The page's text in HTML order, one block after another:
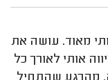
מאוד. עושה את
אותי לאורך כל